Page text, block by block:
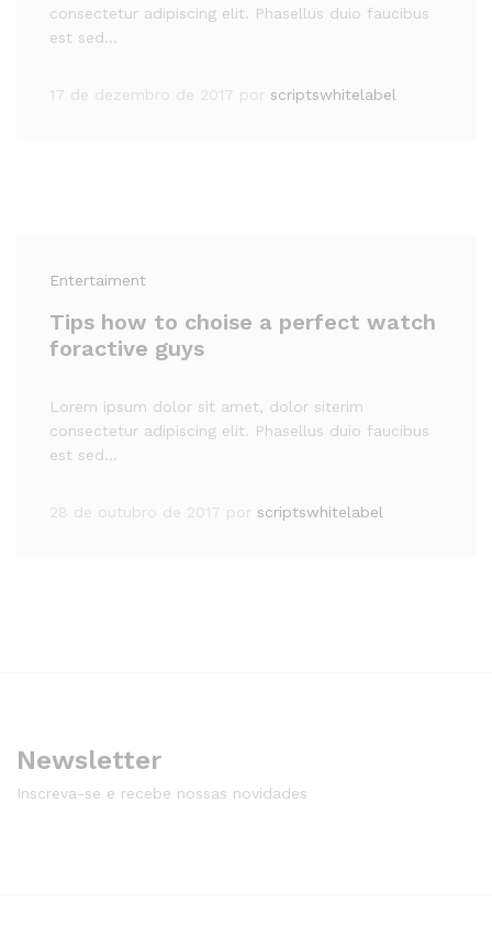
consectetur adipiscing elit. Phasellus duio faucibus
est sed…
17 de dezembro de 2017 por scriptswhitelabel
Entertaiment
Tips how to choise a perfect watch
foractive guys
Lorem ipsum dolor sit amet, dolor siterim
consectetur adipiscing elit. Phasellus duio faucibus
est sed…
28 de outubro de 2017 por scriptswhitelabel
Newsletter
Inscreva-se e recebe nossas novidades